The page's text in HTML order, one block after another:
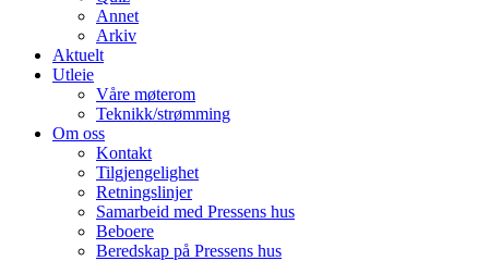
Annet
Arkiv
Aktuelt
Utleie
Våre møterom
Teknikk/strømming
Om oss
Kontakt
Tilgjengelighet
Retningslinjer
Samarbeid med Pressens hus
Beboere
Beredskap på Pressens hus